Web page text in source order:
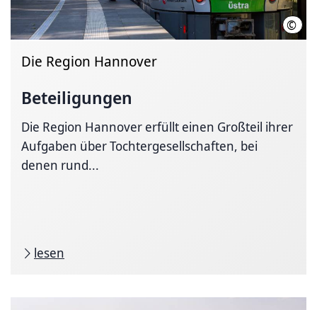
©
Die Region Hannover
Beteiligungen
Die Region Hannover erfüllt einen Großteil ihrer
Aufgaben über Tochtergesellschaften, bei
denen rund...
lesen